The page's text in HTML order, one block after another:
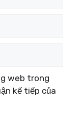
web trong
kế tiếp của